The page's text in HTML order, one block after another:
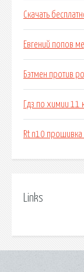
Скачать
Евгений попов
Бэтмен против
Гдз по химии 11
Rt n10
Links